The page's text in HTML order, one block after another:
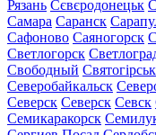
Рязань Сєвєродонецьк
Самара Саранск
Сафоново Саяногорск
Светлогорск
Свободный Святогірськ
Северобайкальск
Северск Северск Севск
Семикаракорск